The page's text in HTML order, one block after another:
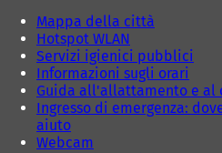
Mappa della città
Hotspot WLAN
Servizi igienici pubblici
Informazioni sugli orari
Guida all'allattamento e al
Ingresso di emergenza:
aiuto
Webcam